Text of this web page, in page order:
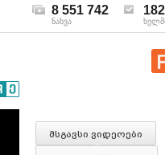
8 551 742
ნახვა
182
მსგავსი ვიდეოები